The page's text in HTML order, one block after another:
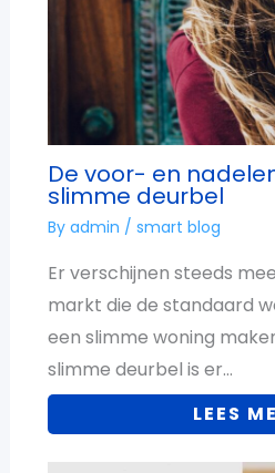
De voor- en
slimme deurbel
By admin / smart blog
Er verschijnen steeds
markt die de standaard
een slimme woning
slimme deurbel is er…
LEES